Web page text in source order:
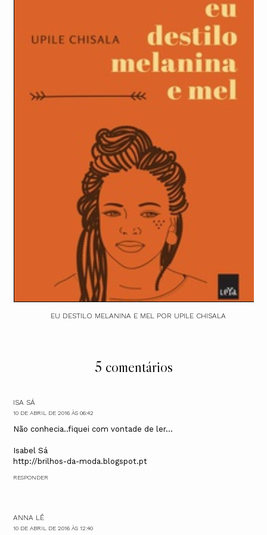
EU DESTILO MELANINA E MEL POR UPILE CHISALA
5 comentários
ISA SÁ
10 DE ABRIL DE 2016 ÀS 06:42
Não conhecia..fiquei com vontade de ler...
Isabel Sá
http://brilhos-da-moda.blogspot.pt
RESPONDER
ANNA LÊ
10 DE ABRIL DE 2016 ÀS 12:40